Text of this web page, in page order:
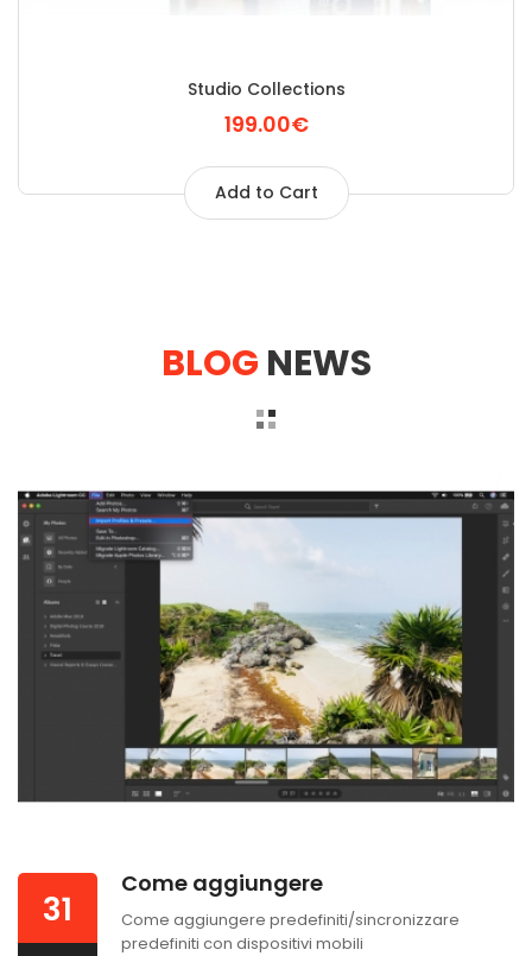
Studio Collections
199.00€
Add to Cart
BLOG NEWS
31
Come aggiungere
Come aggiungere predefiniti/sincronizzare
predefiniti con dispositivi mobili